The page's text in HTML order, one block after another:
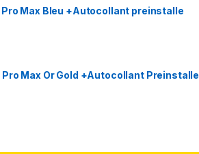
Max Bleu +Autocollant preinstalle
Max Or Gold +Autocollant Preinstalle